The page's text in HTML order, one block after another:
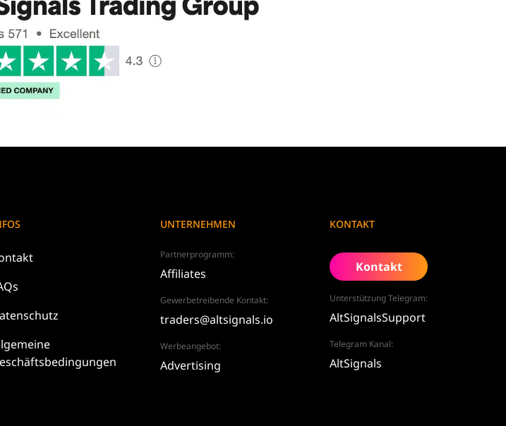
UNTERNEHMEN
Partnerprogramm:
Affiliates
Gewerbetreibende Kontakt:
traders@altsignals.io
Werbeangebot:
Advertising
KONTAKT
Kontakt
Unterstützung Telegram:
AltSignalsSupport
Telegram Kanal:
AltSignals